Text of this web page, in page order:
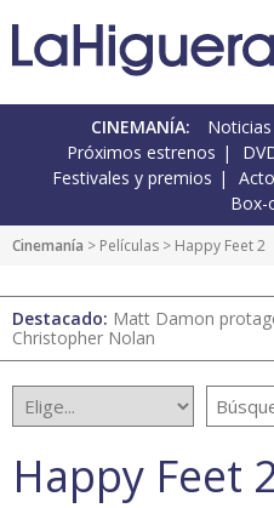
CINEMANÍA:
Próximos estrenos
Festivales y premios
Box-
Cinemanía > Películas > Happy Feet 2
Destacado: Matt Damon
Christopher Nolan
Happy Feet